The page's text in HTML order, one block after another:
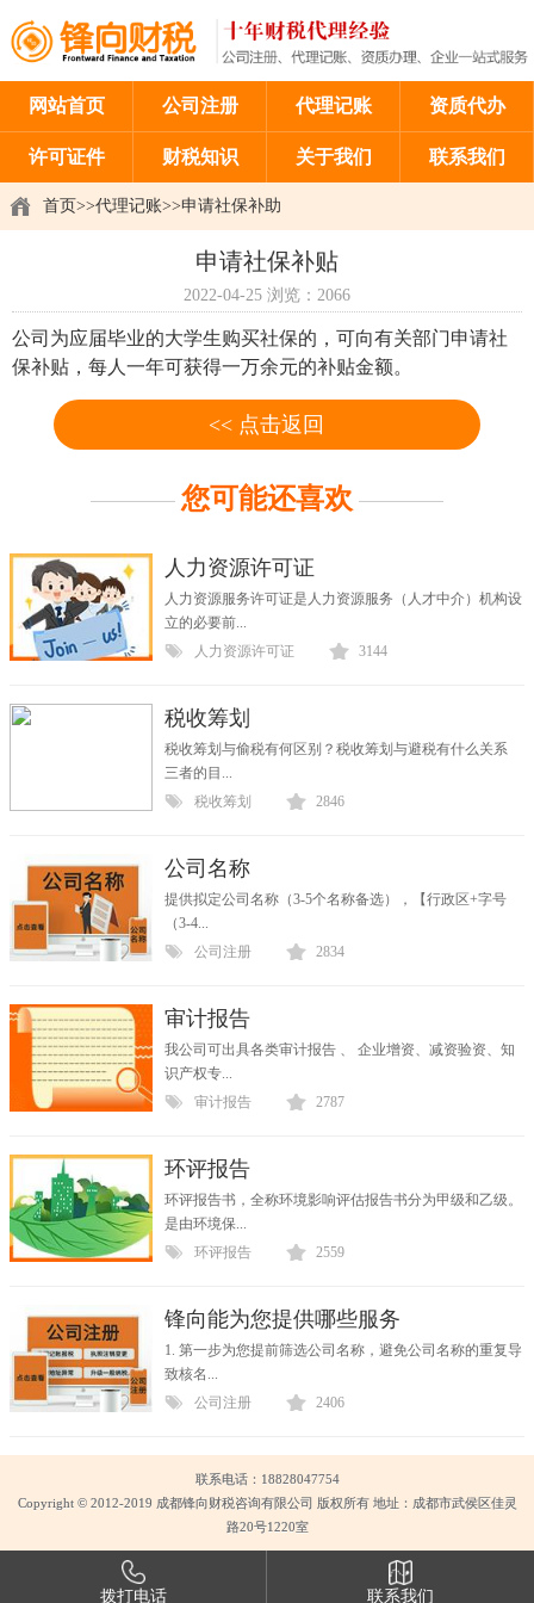
网站首页 公司注册 代理记账 资质代办
许可证件 财税知识 关于我们 联系我们
首页>>代理记账>>申请社保补助
申请社保补贴
2022-04-25 浏览：2066
公司为应届毕业的大学生购买社保的，可向有关部门申请社
保补贴，每人一年可获得一万余元的补贴金额。
<< 点击返回
您可能还喜欢
人力资源许可证
人力资源服务许可证是人力资源服务（人才中介）机构设
立的必要前...
人力资源许可证
3144
税收筹划
税收筹划与偷税有何区别？税收筹划与避税有什么关系
三者的目...
税收筹划
2846
公司名称
提供拟定公司名称（3-5个名称备选），【行政区+字号
（3-4...
公司注册
2834
审计报告
我公司可出具各类审计报告 、 企业增资、减资验资、知
识产权专...
审计报告
2787
环评报告
环评报告书，全称环境影响评估报告书分为甲级和乙级。
是由环境保...
环评报告
2559
锋向能为您提供哪些服务
1. 第一步为您提前筛选公司名称，避免公司名称的重复导
致核名...
公司注册
2406
联系电话：18828047754
Copyright © 2012-2019 成都锋向财税咨询有限公司 版权所有 地址：成都市武侯区佳灵
路20号1220室
拨打电话 联系我们